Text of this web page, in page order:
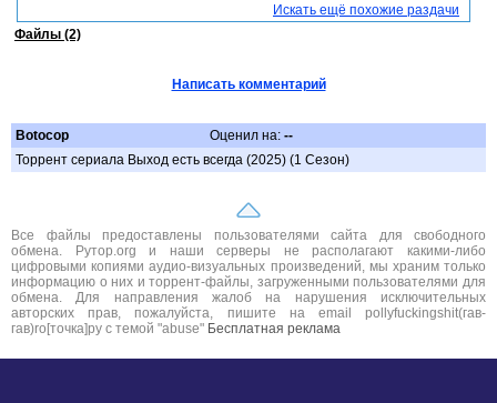
Искать ещё похожие раздачи
Файлы (2)
Написать комментарий
Botocop Оценил на: --
Торрент сериала Выход есть всегда (2025) (1 Сезон)
Все файлы предоставлены пользователями сайта для свободного
обмена. Рутор.org и наши серверы не располагают какими-либо
цифровыми копиями аудио-визуальных произведений, мы храним только
информацию о них и торрент-файлы, загруженными пользователями для
обмена. Для направления жалоб на нарушения исключительных
авторских прав, пожалуйста, пишите на email pollyfuckingshit(гав-
гав)ro[точка]ру с темой "abuse" Бесплатная реклама